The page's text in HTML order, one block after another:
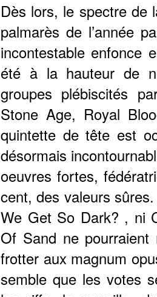
Dès lors, le spectre de
palmarès de l’année
incontestable enfonce
été à la hauteur de
groupes plébiscités
Stone Age, Royal
quintette de tête est
désormais
oeuvres fortes,
cent, des valeurs
We Get So Dark? , ni
Of Sand ne pourraient
frotter aux magnum
semble que les votes